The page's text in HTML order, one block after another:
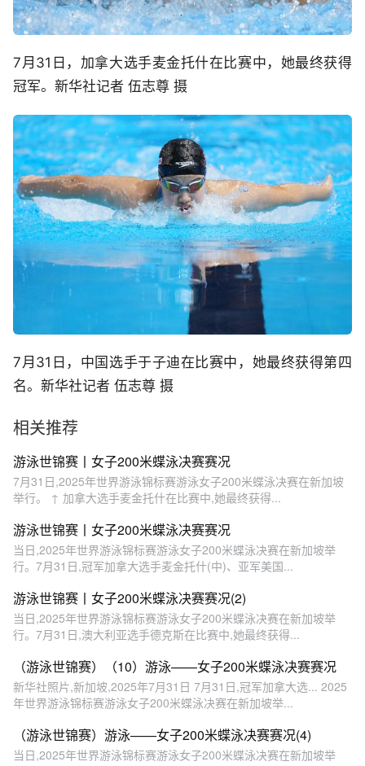
7月31日，加拿大选手麦金托什在比赛中，她最终获得
冠军。新华社记者 伍志尊 摄
7月31日，中国选手于子迪在比赛中，她最终获得第四
名。新华社记者 伍志尊 摄
相关推荐
游泳世锦赛丨女子200米蝶泳决赛赛况
7月31日,2025年世界游泳锦标赛游泳女子200米蝶泳决赛在新加坡
举行。 ↑ 加拿大选手麦金托什在比赛中,她最终获得...
游泳世锦赛丨女子200米蝶泳决赛赛况
当日,2025年世界游泳锦标赛游泳女子200米蝶泳决赛在新加坡举
行。7月31日,冠军加拿大选手麦金托什(中)、亚军美国...
游泳世锦赛丨女子200米蝶泳决赛赛况(2)
当日,2025年世界游泳锦标赛游泳女子200米蝶泳决赛在新加坡举
行。7月31日,澳大利亚选手德克斯在比赛中,她最终获得...
（游泳世锦赛）（10）游泳——女子200米蝶泳决赛赛况
新华社照片,新加坡,2025年7月31日 7月31日,冠军加拿大选... 2025
年世界游泳锦标赛游泳女子200米蝶泳决赛在新加坡举...
（游泳世锦赛）游泳——女子200米蝶泳决赛赛况(4)
当日,2025年世界游泳锦标赛游泳女子200米蝶泳决赛在新加坡举